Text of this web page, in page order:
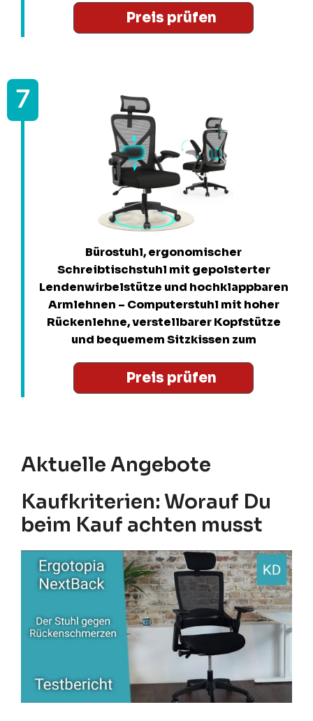
Preis prüfen
Bürostuhl, ergonomischer
Schreibtischstuhl mit gepolsterter
Lendenwirbelstütze und hochklappbaren
Armlehnen – Computerstuhl mit hoher
Rückenlehne, verstellbarer Kopfstütze
und bequemem Sitzkissen zum
Preis prüfen
Aktuelle Angebote
Kaufkriterien: Worauf Du
beim Kauf achten musst